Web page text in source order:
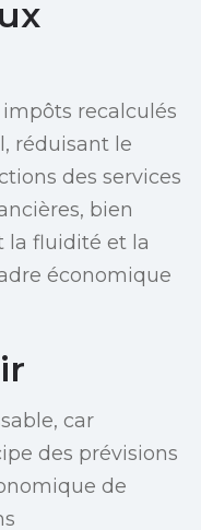
recalculés
réduisant le
des services
bien
la fluidité et la
économique
car
des prévisions
de